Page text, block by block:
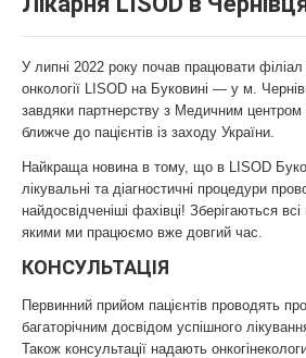
У липні 2022 року почав працювати філіал
онкології LISOD на Буковині — у м.
завдяки партнерству з Медичним
ближче до пацієнтів із заходу України.
Найкраща новина в тому, що в LISOD
лікувальні та діагностичні процедури
найдосвідченіші фахівці! Зберігаються
якими ми працюємо вже довгий час.
КОНСУЛЬТАЦІЯ
Первинний прийом пацієнтів проводять
багаторічним досвідом успішного
Також консультації надають